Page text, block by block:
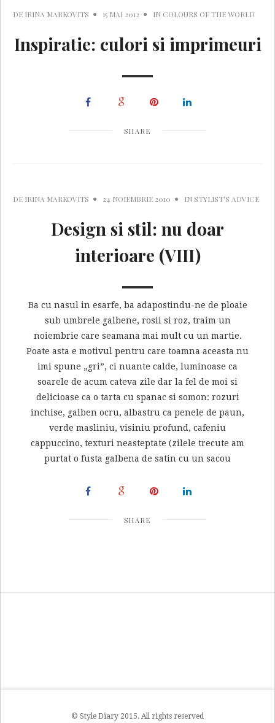
DE IRINA MARKOVITS 15 MAI 2012 IN COLOURS OF THE WORLD
Inspiratie: culori si imprimeuri
SHARE
DE IRINA MARKOVITS 24 NOIEMBRIE 2010 IN STYLIST'S ADVICE
Design si stil: nu doar
interioare (VIII)
Ba cu nasul in esarfe, ba adapostindu-ne de ploaie
sub umbrele galbene, rosii si roz, traim un
noiembrie care seamana mai mult cu un martie.
Poate asta e motivul pentru care toamna aceasta nu
imi spune „gri”, ci nuante calde, luminoase ca
soarele de acum cateva zile dar la fel de moi si
delicioase ca o tarta cu spanac si somon: rozuri
inchise, galben ocru, albastru ca penele de paun,
verde masliniu, visiniu profund, cafeniu
cappuccino, texturi neasteptate (zilele trecute am
purtat o fusta galbena de satin cu un sacou
SHARE
© Style Diary 2015. All rights reserved